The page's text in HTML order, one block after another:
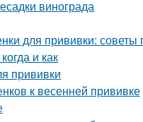
винограда
для прививки:
и как
прививки
к весенней прививке